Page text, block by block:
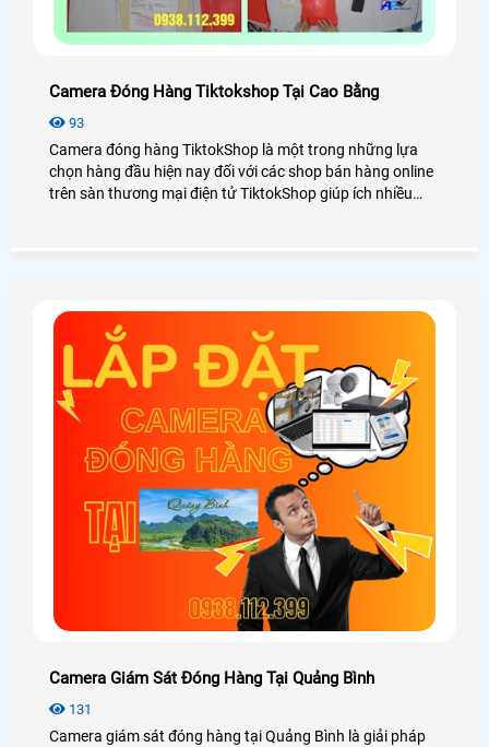
Camera Đóng Hàng Tiktokshop Tại Cao Bằng
93
Camera đóng hàng TiktokShop là một trong những lựa
chọn hàng đầu hiện nay đối với các shop bán hàng online
trên sàn thương mại điện tử TiktokShop giúp ích nhiều
Camera Giám Sát Đóng Hàng Tại Quảng Bình
131
Camera giám sát đóng hàng tại Quảng Bình là giải pháp